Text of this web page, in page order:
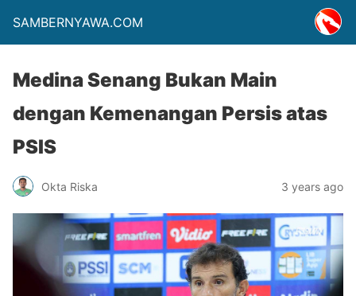
SAMBERNYAWA.COM
Medina Senang Bukan Main
dengan Kemenangan Persis atas
PSIS
Okta Riska 3 years ago